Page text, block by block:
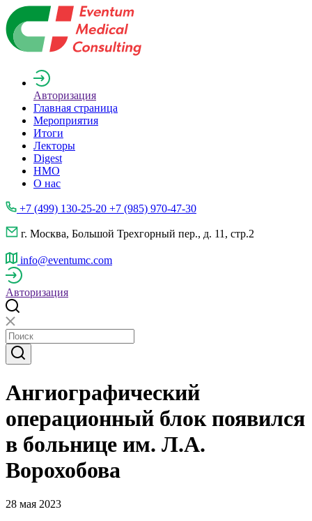
Авторизация
Главная страница
Мероприятия
Итоги
Лекторы
Digest
НМО
О нас
+7 (499) 130-25-20 +7 (985) 970-47-30
г. Москва, Большой Трехгорный пер., д. 11, стр.2
info@eventumc.com
Авторизация
Ангиографический
операционный блок появился
в больнице им. Л.А.
Ворохобова
28 мая 2023